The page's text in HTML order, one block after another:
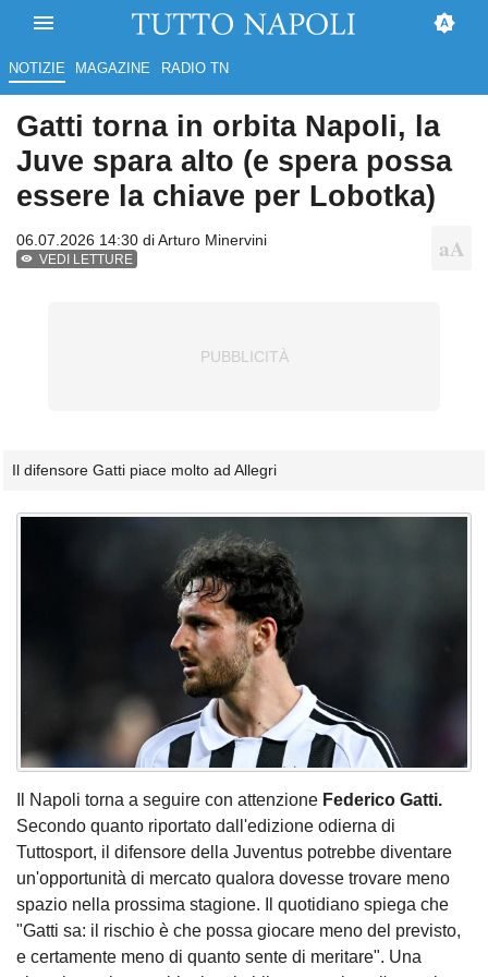
NOTIZIE MAGAZINE RADIO TN
Gatti torna in orbita Napoli, la
Juve spara alto (e spera possa
essere la chiave per Lobotka)
06.07.2026 14:30 diArturo Minervini
VEDI LETTURE
Il difensore Gatti piace molto ad Allegri
Il Napoli torna a seguire con attenzione Federico Gatti.
Secondo quanto riportato dall'edizione odierna di
Tuttosport, il difensore della Juventus potrebbe diventare
un'opportunità di mercato qualora dovesse trovare meno
spazio nella prossima stagione. Il quotidiano spiega che
"Gatti sa: il rischio è che possa giocare meno del previsto,
e certamente meno di quanto sente di meritare". Una